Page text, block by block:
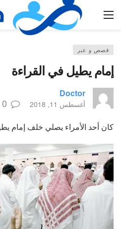
قصص و عبر
إمام يطيل في القراءة
Doctor
أغسطس 11, 2018 0
كان أحد الأمراء يصلي خلف إمام